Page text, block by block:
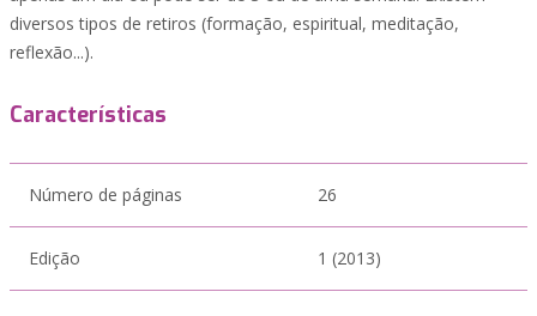
diversos tipos de retiros (formação, espiritual, meditação,
reflexão...).
Características
Número de páginas 26
Edição 1 (2013)